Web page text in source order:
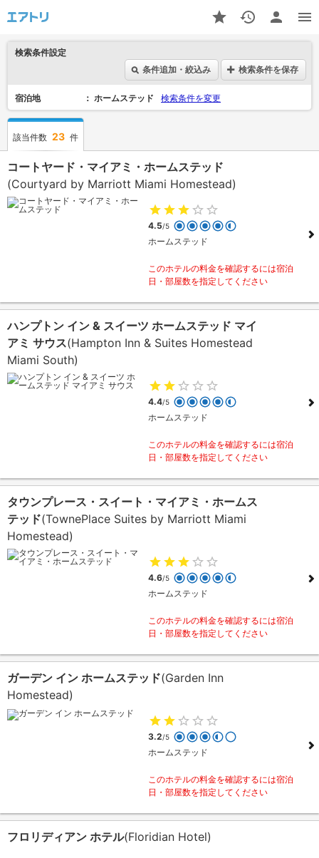
検索条件設定
条件追加・絞込み
検索条件を保存
宿泊地 ホームステッド 検索条件を変更
該当件数 23 件
コートヤード・マイアミ・ホームステッド
(Courtyard by Marriott Miami Homestead)
4.5/5
ホームステッド
このホテルの料金を確認するには宿泊
日・部屋数を指定してください
ハンプトン イン & スイーツ ホームステッド マイ
アミ サウス(Hampton Inn & Suites Homestead
Miami South)
4.4/5
ホームステッド
このホテルの料金を確認するには宿泊
日・部屋数を指定してください
タウンプレース・スイート・マイアミ・ホームス
テッド(TownePlace Suites by Marriott Miami
Homestead)
4.6/5
ホームステッド
このホテルの料金を確認するには宿泊
日・部屋数を指定してください
ガーデン イン ホームステッド(Garden Inn
Homestead)
3.2/5
ホームステッド
このホテルの料金を確認するには宿泊
日・部屋数を指定してください
フロリディアン ホテル(Floridian Hotel)